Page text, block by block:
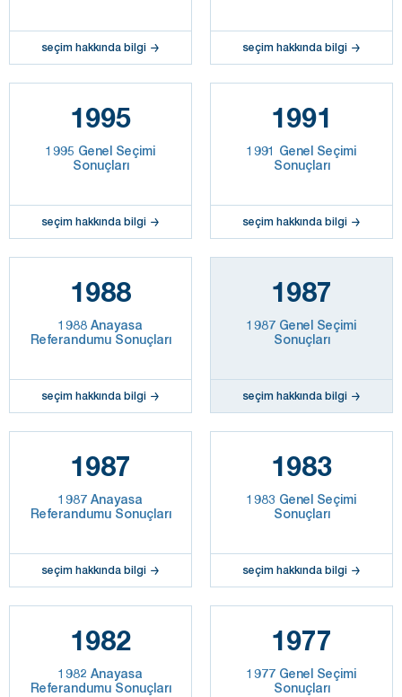
seçim hakkında bilgi seçim hakkında bilgi
1995
1995 Genel Seçimi
Sonuçları
seçim hakkında bilgi
1991
1991 Genel Seçimi
Sonuçları
seçim hakkında bilgi
1988
1988 Anayasa
Referandumu Sonuçları
seçim hakkında bilgi
1987
1987 Genel Seçimi
Sonuçları
seçim hakkında bilgi
1987
1987 Anayasa
Referandumu Sonuçları
seçim hakkında bilgi
1983
1983 Genel Seçimi
Sonuçları
seçim hakkında bilgi
1982
1982 Anayasa
Referandumu Sonuçları
1977
1977 Genel Seçimi
Sonuçları